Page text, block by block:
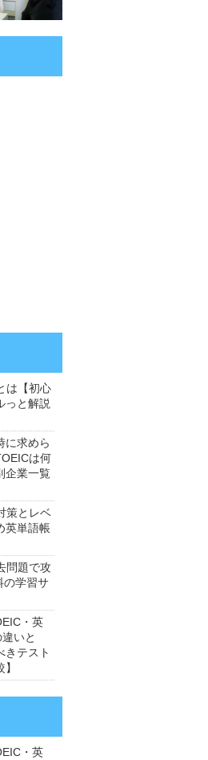
は【初心
っと解説
に求めら
は何
企業一覧
策とレベ
英単語帳
問題で攻
の学習サ
・英
いと
きテスト
・英